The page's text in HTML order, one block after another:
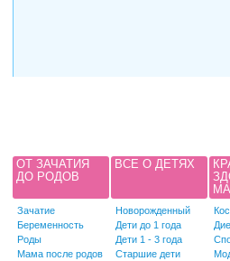
ОТ ЗАЧАТИЯ
ДО РОДОВ
Зачатие
Беременность
Роды
Мама после родов
ВСЕ О ДЕТЯХ
Новорожденный
Дети до 1 года
Дети 1 - 3 года
Старшие дети